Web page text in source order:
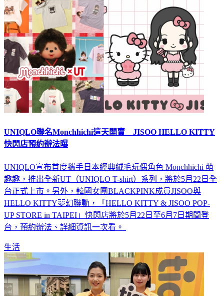
UNIQLO聯名Monchhichi這天開賣 JISOO HELLO KITTY
快閃店預約辦法曝
UNIQLO宣布首度攜手日本經典絨毛玩偶角色 Monchhichi 萌
趣趣，推出全新UT（UNIQLO T-shirt）系列，將於5月22日全
台正式上市。另外，韓國女團BLACKPINK成員JISOO與
HELLO KITTY夢幻聯動，「HELLO KITTY & JISOO POP-
UP STORE in TAIPEI」快閃店將於5月22日至6月7日期間登
台，預約辦法、詳細資訊一次看。
生活